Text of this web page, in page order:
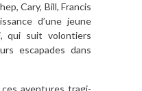
Cary, Bill, Francis
d’une jeune
qui suit volontiers
escapades dans